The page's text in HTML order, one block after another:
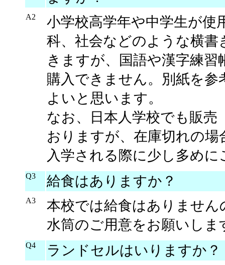
A2
小学校高学年や中学生が使
科、社会などのような横
きますが、国語や漢字練
購入できません。別紙を
よいと思います。
なお、日本人学校でも販売
おりますが、在庫切れの
入学される際に少し多め
Q3 給食はありますか？
A3
本校では給食はありませ
水筒のご用意をお願いしま
Q4 ランドセルはいりますか？